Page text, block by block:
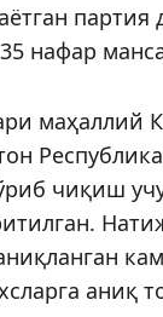
партия
нафар
маҳаллий
чиқиш
аниқ